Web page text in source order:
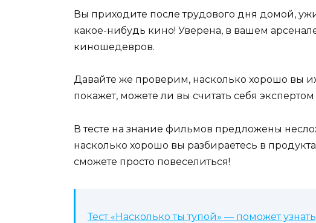
Вы приходите после трудового дня домой,
какое-нибудь кино! Уверена, в вашем
киношедевров.
Давайте же проверим, насколько хорошо вы
покажет, можете ли вы считать себя
В тесте на знание фильмов предложены
насколько хорошо вы разбираетесь в
сможете просто повеселиться!
Тест «Насколько ты тупой» — поможет